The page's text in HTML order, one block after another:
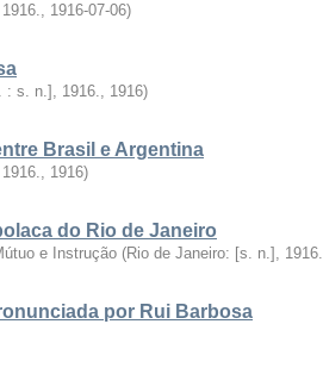
, 1916-07-06)
: s. n.], 1916., 1916)
Brasil e Argentina
, 1916)
do Rio de Janeiro
e Instrução (Rio de Janeiro: [s. n.], 1916.
por Rui Barbosa